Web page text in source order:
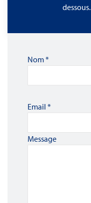
dessous.
Nom*
Email *
Message